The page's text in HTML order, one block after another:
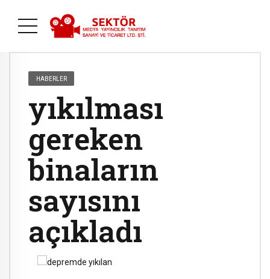
HABERLER
yıkılması
gereken
binaların
sayısını
açıkladı